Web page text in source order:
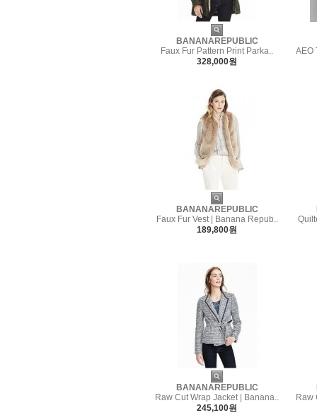
BANANAREPUBLIC
Faux Fur Pattern Print Parka..
328,000원
AEO
BANANAREPUBLIC
Faux Fur Vest | Banana Repub..
189,800원
BANANAREPUBLIC
Raw Cut Wrap Jacket | Banana..
245,100원
Raw